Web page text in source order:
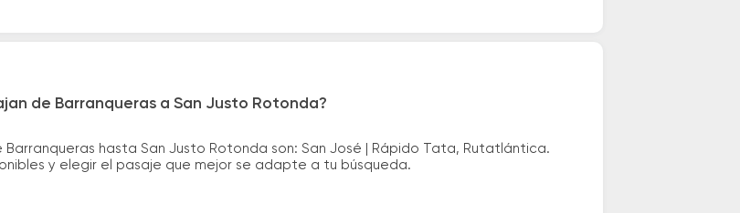
de Barranqueras a San Justo Rotonda?
hasta San Justo Rotonda son: San José | Rápido Tata, Rutatlántica.
y elegir el pasaje que mejor se adapte a tu búsqueda.